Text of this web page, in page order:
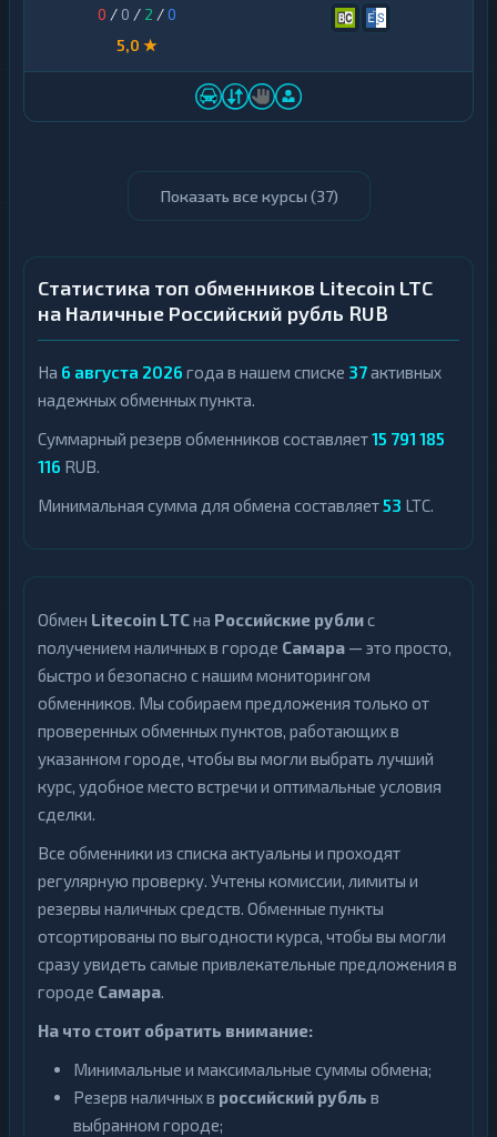
0 / 0 / 2 /0
5,0 ★
Показать все курсы (37)
Статистика топ обменников Litecoin LTC
на Наличные Российский рубль RUB
На 6 августа 2026 года в нашем списке 37активных
надежных обменных пункта.
Суммарный резерв обменников составляет15 791 185
116 RUB.
Минимальная сумма для обмена составляет53 LTC.
Обмен Litecoin LTCна Российские рублис
получением наличных в городе Самара — это просто,
быстро и безопасно с нашим мониторингом
обменников. Мы собираем предложения только от
проверенных обменных пунктов, работающих в
указанном городе, чтобы вы могли выбрать лучший
курс, удобное место встречи и оптимальные условия
сделки.
Все обменники из списка актуальны и проходят
регулярную проверку. Учтены комиссии, лимиты и
резервы наличных средств. Обменные пункты
отсортированы по выгодности курса, чтобы вы могли
сразу увидеть самые привлекательные предложения в
городе Самара.
На что стоит обратить внимание:
Минимальные и максимальные суммы обмена;
Резерв наличных в российский рубль в
выбранном городе;